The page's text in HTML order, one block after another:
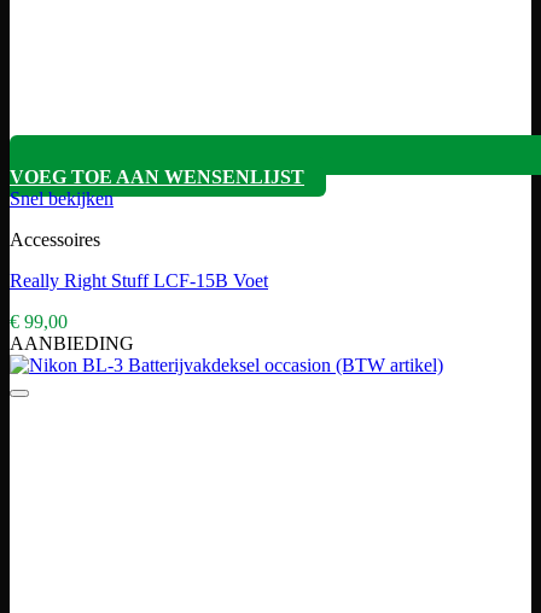
VOEG TOE AAN WENSENLIJST
Snel bekijken
Accessoires
Really Right Stuff LCF-15B Voet
€ 99,00
AANBIEDING